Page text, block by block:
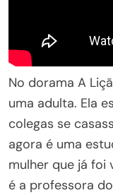
No dorama A
uma adulta. Ela
colegas se
agora é uma
mulher que já foi
é a professora